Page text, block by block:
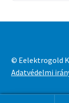
© Eelektrogold
Adatvédelmi